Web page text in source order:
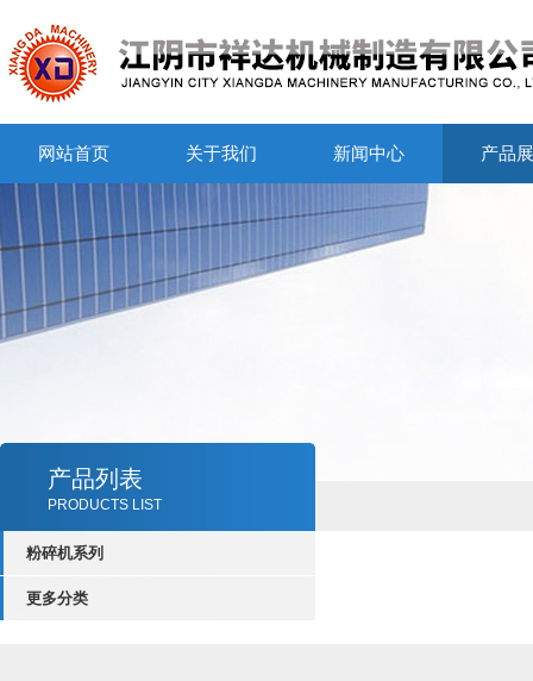
网站首页 关于我们 新闻中心 产品
产品列表
PRODUCTS LIST
粉碎机系列
更多分类